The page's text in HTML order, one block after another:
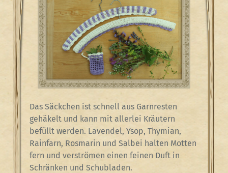
Das Säckchen ist schnell aus Garnresten
gehäkelt und kann mit allerlei Kräutern
befüllt werden. Lavendel, Ysop, Thymian,
Rainfarn, Rosmarin und Salbei halten Motten
fern und verströmen einen feinen Duft in
Schränken und Schubladen.